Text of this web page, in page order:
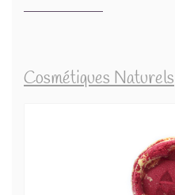
Cosmétiques Naturels